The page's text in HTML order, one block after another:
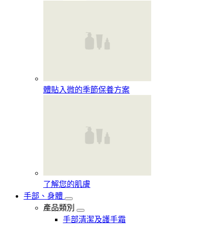
體貼入微的季節保養方案
了解您的肌膚
手部、身體
產品類別
手部清潔及護手霜